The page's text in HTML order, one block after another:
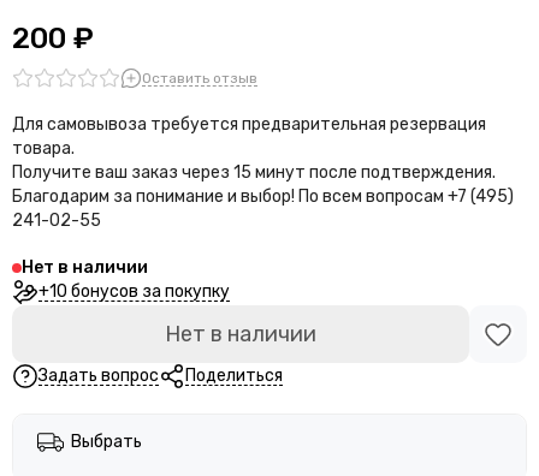
200 ₽
Оставить отзыв
Для самовывоза требуется предварительная резервация
товара.
Получите ваш заказ через 15 минут после подтверждения.
Благодарим за понимание и выбор! По всем вопросам +7 (495)
241-02-55
Нет в наличии
+10 бонусов за покупку
Нет в наличии
Задать вопрос Поделиться
Выбрать